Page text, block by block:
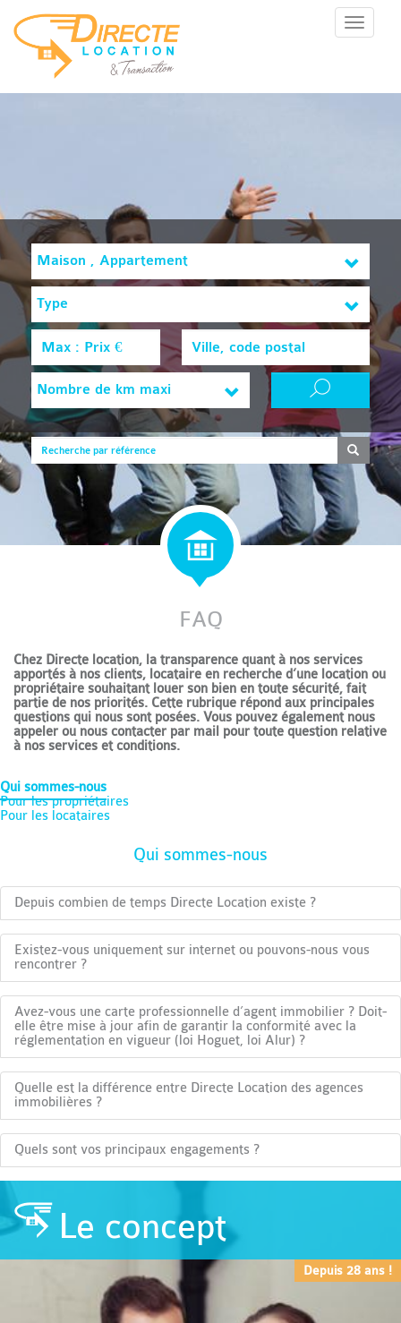
Menu
Maison , Appartement
Type
Nombre de km maxi
FAQ
Chez Directe location, la transparence quant à nos services
apportés à nos clients, locataire en recherche d’une location ou
propriétaire souhaitant louer son bien en toute sécurité, fait
partie de nos priorités. Cette rubrique répond aux principales
questions qui nous sont posées. Vous pouvez également nous
appeler ou nous contacter par mail pour toute question relative
à nos services et conditions.
Qui sommes-nous
Pour les propriétaires
Pour les locataires
Qui sommes-nous
Depuis combien de temps Directe Location existe ?
Existez-vous uniquement sur internet ou pouvons-nous vous
rencontrer ?
Avez-vous une carte professionnelle d’agent immobilier ? Doit-
elle être mise à jour afin de garantir la conformité avec la
réglementation en vigueur (loi Hoguet, loi Alur) ?
Quelle est la différence entre Directe Location des agences
immobilières ?
Quels sont vos principaux engagements ?
Le concept
Depuis 28 ans !